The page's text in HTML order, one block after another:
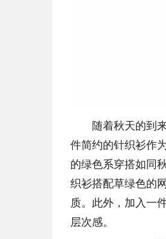
随着秋天的到来
件简约的针织衫作
的绿色系穿搭如同
织衫搭配草绿色的
质。此外，加入一
层次感。